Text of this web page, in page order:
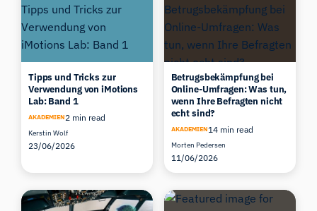
Tipps und Tricks zur
Verwendung von iMotions
Lab: Band 1
AKADEMIEN2 min read
Kerstin Wolf
23/06/2026
Betrugsbekämpfung bei
Online-Umfragen: Was tun,
wenn Ihre Befragten nicht
echt sind?
AKADEMIEN14 min read
Morten Pedersen
11/06/2026